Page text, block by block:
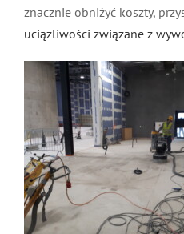
znacznie obniżyć koszty,
uciążliwości związane z